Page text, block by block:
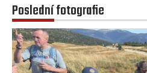
Poslední fotografie